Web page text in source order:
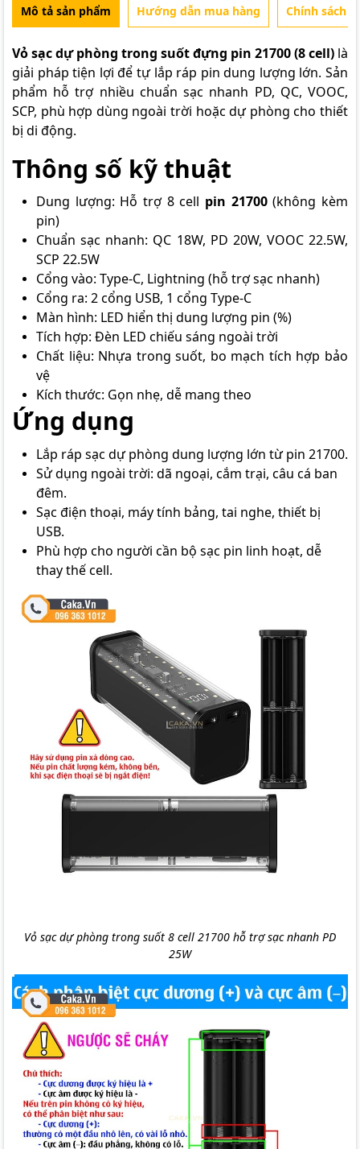
Mô tả sản phẩm Hướng dẫn mua hàng Chính sách
Vỏ sạc dự phòng trong suốt đựng pin 21700 (8 cell) là
giải pháp tiện lợi để tự lắp ráp pin dung lượng lớn. Sản
phẩm hỗ trợ nhiều chuẩn sạc nhanh PD, QC, VOOC,
SCP, phù hợp dùng ngoài trời hoặc dự phòng cho thiết
bị di động.
Thông số kỹ thuật
Dung lượng: Hỗ trợ 8 cell pin 21700(không kèm
pin)
Chuẩn sạc nhanh: QC 18W, PD 20W, VOOC 22.5W,
SCP 22.5W
Cổng vào: Type-C, Lightning (hỗ trợ sạc nhanh)
Cổng ra: 2 cổng USB, 1 cổng Type-C
Màn hình: LED hiển thị dung lượng pin (%)
Tích hợp: Đèn LED chiếu sáng ngoài trời
Chất liệu: Nhựa trong suốt, bo mạch tích hợp bảo
vệ
Kích thước: Gọn nhẹ, dễ mang theo
Ứng dụng
Lắp ráp sạc dự phòng dung lượng lớn từ pin 21700.
Sử dụng ngoài trời: dã ngoại, cắm trại, câu cá ban
đêm.
Sạc điện thoại, máy tính bảng, tai nghe, thiết bị
USB.
Phù hợp cho người cần bộ sạc pin linh hoạt, dễ
thay thế cell.
Vỏ sạc dự phòng trong suốt 8 cell 21700 hỗ trợ sạc nhanh PD
25W